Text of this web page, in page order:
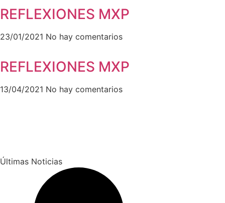
REFLEXIONES MXP
23/01/2021 No hay comentarios
REFLEXIONES MXP
13/04/2021 No hay comentarios
Últimas Noticias